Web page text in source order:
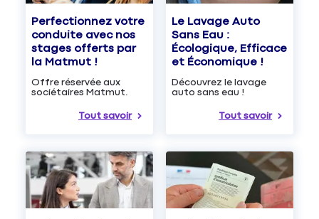
Perfectionnez votre
conduite avec nos
stages offerts par
la Matmut !
Offre réservée aux
sociétaires Matmut.
Tout savoir
Le Lavage Auto
Sans Eau :
Écologique, Efficace
et Économique !
Découvrez le lavage
auto sans eau !
Tout savoir